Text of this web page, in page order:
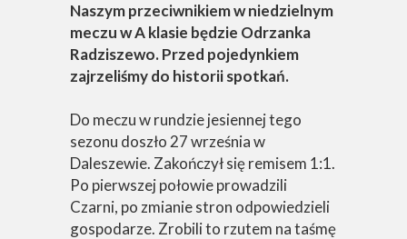
Naszym przeciwnikiem w niedzielnym
meczu w A klasie będzie Odrzanka
Radziszewo. Przed pojedynkiem
zajrzeliśmy do historii spotkań.
Do meczu w rundzie jesiennej tego
sezonu doszło 27 września w
Daleszewie. Zakończył się remisem 1:1.
Po pierwszej połowie prowadzili
Czarni, po zmianie stron odpowiedzieli
gospodarze. Zrobili to rzutem na taśmę